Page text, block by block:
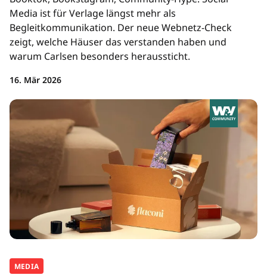
Media ist für Verlage längst mehr als
Begleitkommunikation. Der neue Webnetz-Check
zeigt, welche Häuser das verstanden haben und
warum Carlsen besonders heraussticht.
16. Mär 2026
MEDIA